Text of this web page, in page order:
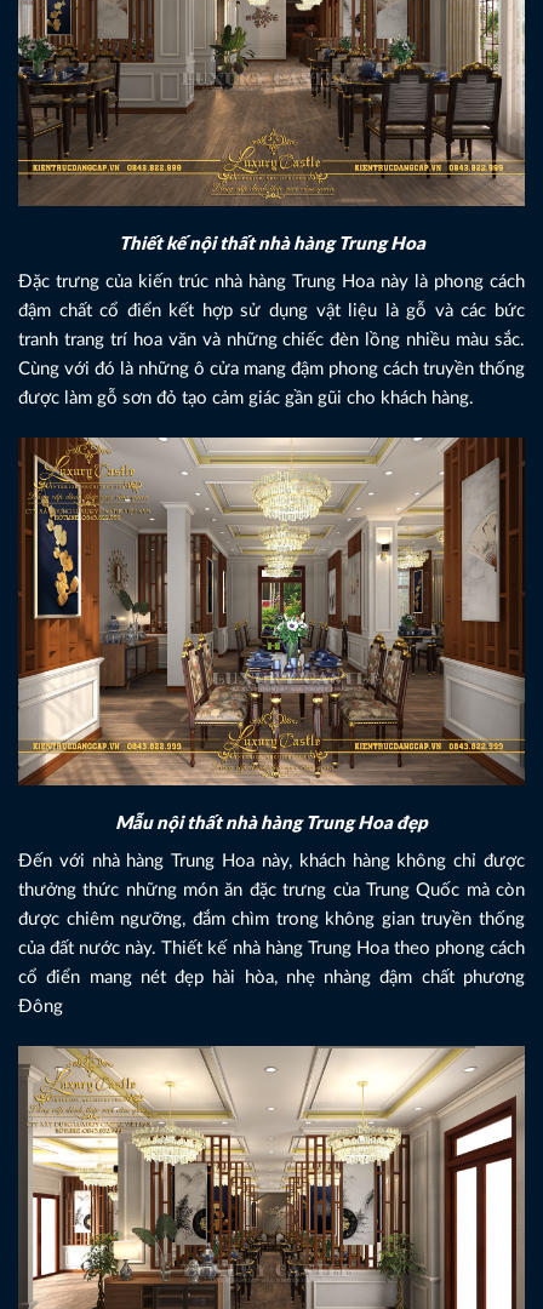
Thiết kế nội thất nhà hàng Trung Hoa
Đặc trưng của kiến trúc nhà hàng Trung Hoa này là phong cách
đậm chất cổ điển kết hợp sử dụng vật liệu là gỗ và các bức
tranh trang trí hoa văn và những chiếc đèn lồng nhiều màu sắc.
Cùng với đó là những ô cửa mang đậm phong cách truyền thống
được làm gỗ sơn đỏ tạo cảm giác gần gũi cho khách hàng.
Mẫu nội thất nhà hàng Trung Hoa đẹp
Đến với nhà hàng Trung Hoa này, khách hàng không chỉ được
thưởng thức những món ăn đặc trưng của Trung Quốc mà còn
được chiêm ngưỡng, đắm chìm trong không gian truyền thống
của đất nước này. Thiết kế nhà hàng Trung Hoa theo phong cách
cổ điển mang nét đẹp hài hòa, nhẹ nhàng đậm chất phương
Đông